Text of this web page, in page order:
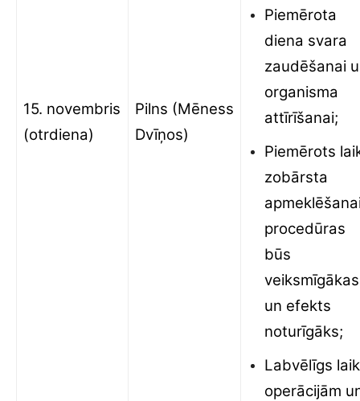
15. novembris
(otrdiena)
Pilns (Mēness
Dvīņos)
Piemērota
diena svara
zaudēšanai
organisma
attīrīšanai;
Piemērots
zobārsta
procedūras
būs
veiksmīgākas
un efekts
noturīgāks;
Labvēlīgs
operācijām